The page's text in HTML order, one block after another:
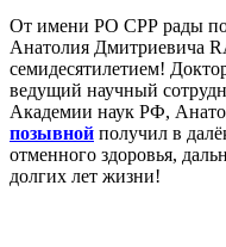
От имени РО СРР рады
Анатолия Дмитриевича
семидесятилетием!
ведущий научный
Академии наук РФ,
позывной получил в
отменного здоровья,
долгих лет жизни!